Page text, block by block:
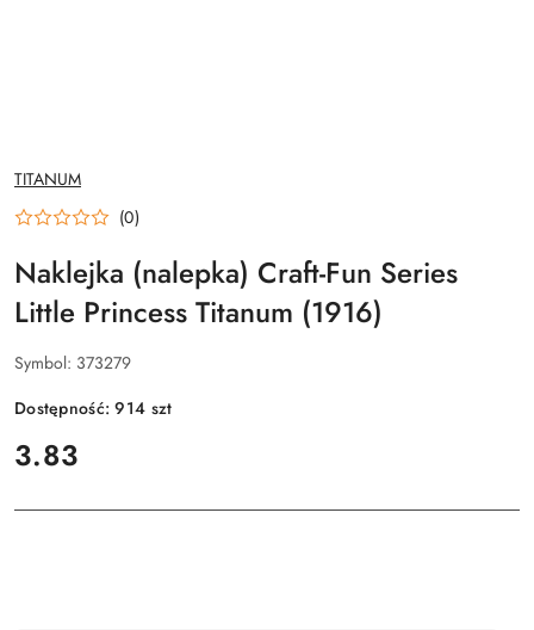
NAZWA
PRODUCENTA:
TITANUM
(0)
Naklejka (nalepka) Craft-Fun Series
Little Princess Titanum (1916)
Symbol: 373279
Dostępność:914 szt
cena:
3.83